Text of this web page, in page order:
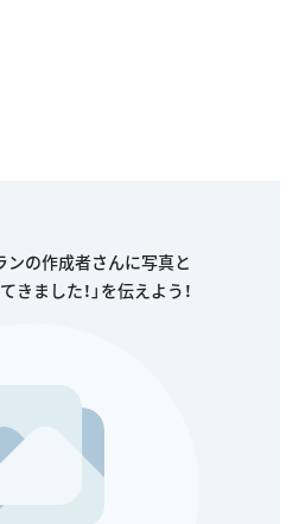
ンの作成者さんに写真と
きました！」を伝えよう！